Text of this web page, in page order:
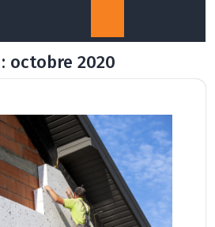
octobre 2020